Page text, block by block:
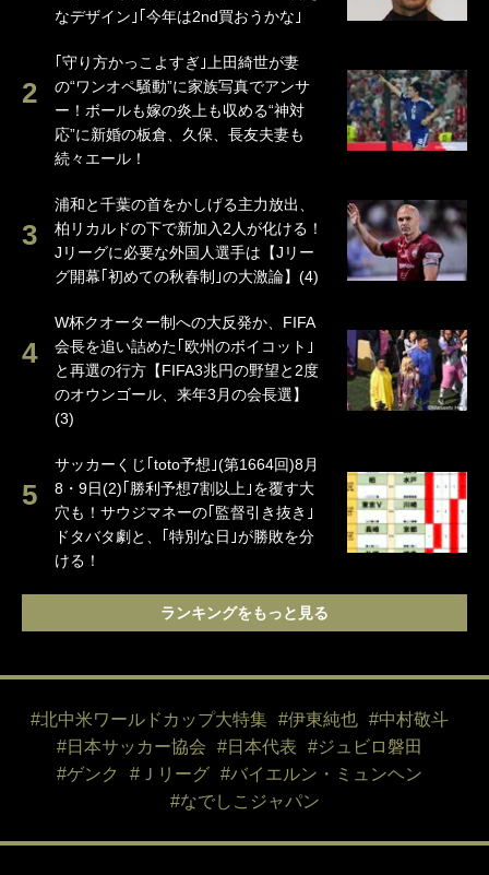
なデザイン｣｢今年は2nd買おうかな｣
｢守り方かっこよすぎ｣上田綺世が妻
の“ワンオペ騒動”に家族写真でアンサ
ー！ボールも嫁の炎上も収める“神対
応”に新婚の板倉、久保、長友夫妻も
続々エール！
浦和と千葉の首をかしげる主力放出、
柏リカルドの下で新加入2人が化ける！
Jリーグに必要な外国人選手は【Jリー
グ開幕｢初めての秋春制｣の大激論】(4)
W杯クオーター制への大反発か、FIFA
会長を追い詰めた｢欧州のボイコット｣
と再選の行方【FIFA3兆円の野望と2度
のオウンゴール、来年3月の会長選】
(3)
サッカーくじ｢toto予想｣(第1664回)8月
8・9日(2)｢勝利予想7割以上｣を覆す大
穴も！サウジマネーの｢監督引き抜き｣
ドタバタ劇と、｢特別な日｣が勝敗を分
ける！
ランキングをもっと見る
#北中米ワールドカップ大特集 #伊東純也
#中村敬斗
#日本サッカー協会
#日本代表
#ジュビロ磐田
#ゲンク
#Ｊリーグ
#バイエルン・ミュンヘン
#なでしこジャパン